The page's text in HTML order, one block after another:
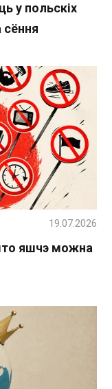
у польскіх
сёння
яшчэ можна
19.07.2026